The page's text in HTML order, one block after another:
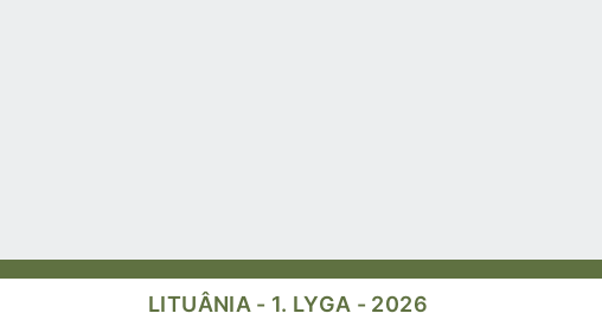
LITUÂNIA - 1. LYGA - 2026